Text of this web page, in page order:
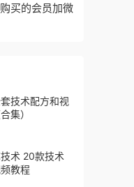
买的会员加微
技术配方和视
集）
术 20款技术
教程